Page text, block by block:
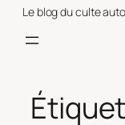
Le blog du culte